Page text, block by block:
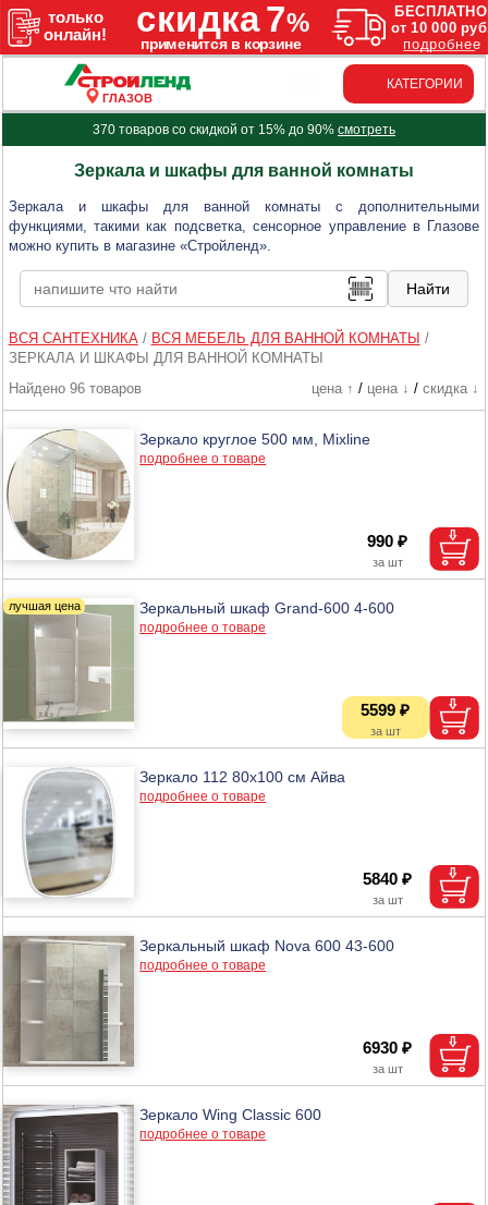
ГЛАЗОВ
КАТЕГОРИИ
370 товаров со скидкой от 15% до 90% смотреть
Зеркала и шкафы для ванной комнаты
Зеркала и шкафы для ванной комнаты с дополнительными
функциями, такими как подсветка, сенсорное управление в Глазове
можно купить в магазине «Стройленд».
ВСЯ САНТЕХНИКА/ ВСЯ МЕБЕЛЬ ДЛЯ ВАННОЙ КОМНАТЫ /
ЗЕРКАЛА И ШКАФЫ ДЛЯ ВАННОЙ КОМНАТЫ
Найдено 96 товаров
цена ↑ / цена ↓ / скидка ↓
Зеркало круглое 500 мм, Mixline
подробнее о товаре
990 ₽
Зеркальный шкаф Grand-600 4-600
подробнее о товаре
5599 ₽
Зеркало 112 80х100 см Айва
подробнее о товаре
5840 ₽
Зеркальный шкаф Nova 600 43-600
подробнее о товаре
6930 ₽
Зеркало Wing Classic 600
подробнее о товаре